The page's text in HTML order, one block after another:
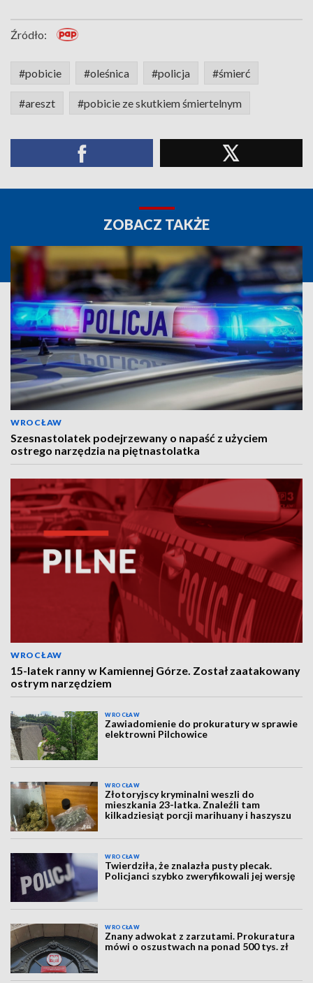
Źródło:
#pobicie #oleśnica #policja #śmierć
#areszt #pobicie ze skutkiem śmiertelnym
ZOBACZ TAKŻE
WROCŁAW
Szesnastolatek podejrzewany o napaść z użyciem
ostrego narzędzia na piętnastolatka
WROCŁAW
15-latek ranny w Kamiennej Górze. Został zaatakowany
ostrym narzędziem
WROCŁAW
Zawiadomienie do prokuratury w sprawie
elektrowni Pilchowice
WROCŁAW
Złotoryjscy kryminalni weszli do
mieszkania 23-latka. Znaleźli tam
kilkadziesiąt porcji marihuany i haszyszu
WROCŁAW
Twierdziła, że znalazła pusty plecak.
Policjanci szybko zweryfikowali jej wersję
WROCŁAW
Znany adwokat z zarzutami. Prokuratura
mówi o oszustwach na ponad 500 tys. zł